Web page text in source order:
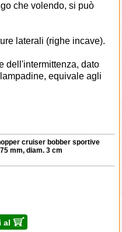
che volendo, si può
laterali (righe incave).
dell'intermittenza, dato
equivale agli
cruiser bobber sportive
75 mm, diam. 3 cm
al